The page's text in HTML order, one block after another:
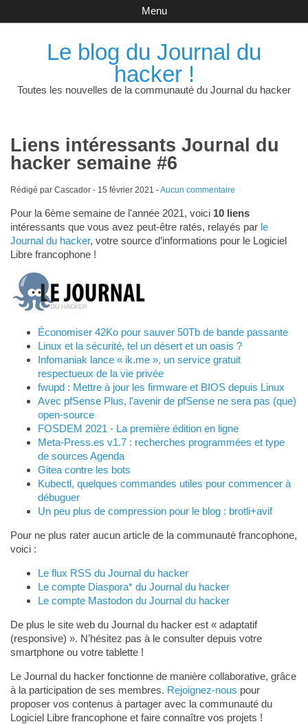
Le blog du Journal du
hacker !
Toutes les nouvelles de la communauté du Journal du hacker
Menu
Liens intéressants Journal du
hacker semaine #6
Rédigé par Cascador - 15 février 2021 -Aucun commentaire
Pour la 6ème semaine de l'année 2021, voici 10 liens
intéressants que vous avez peut-être ratés, relayés par le
Journal du hacker, votre source d’informations pour le Logiciel
Libre francophone !
Économiser 42Ko pour sauver 50Tb de bande passante
Linux et la sécurité, tel un désert et un oasis ?
Infomaniak lance « ik.me », un service gratuit
respectueux de la vie privée
fwupd : Mettre à jour les firmware et BIOS depuis Linux
Avec pfSense Plus, l'avenir de pfSense ne sera pas (que)
open-source
FOSDEM 2021 - La première édition en ligne
Meta-Press.es v1.7 : recherches programmées et type
de sources Agenda
Gitea contre les bots
Kubectl, quelques commandes utiles pour commencer à
débuguer
Un peu plus de compression pour le blog : brotli+avif
Pour ne plus rater aucun article de la communauté francophone,
voici :
Le flux RSS du Journal du hacker
Le compte Diaspora* du Journal du hacker
Le compte Mastodon du Journal du hacker
De plus le site web du Journal du hacker est « adaptatif
(responsive) ». N’hésitez pas à le consulter depuis votre
smartphone ou votre tablette !
Le Journal du hacker fonctionne de manière collaborative, grâce
à la participation de ses membres. Rejoignez-nous pour
proposer vos contenus à partager avec la communauté du
Logiciel Libre francophone et faire connaître vos projets !